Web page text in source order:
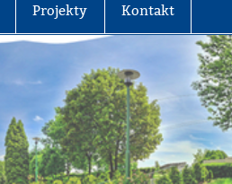
Projekty Kontakt